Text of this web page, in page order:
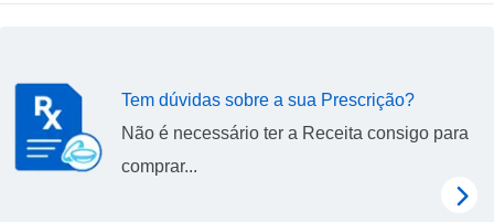
Tem dúvidas sobre a sua Prescrição?
Não é necessário ter a Receita consigo para
comprar...